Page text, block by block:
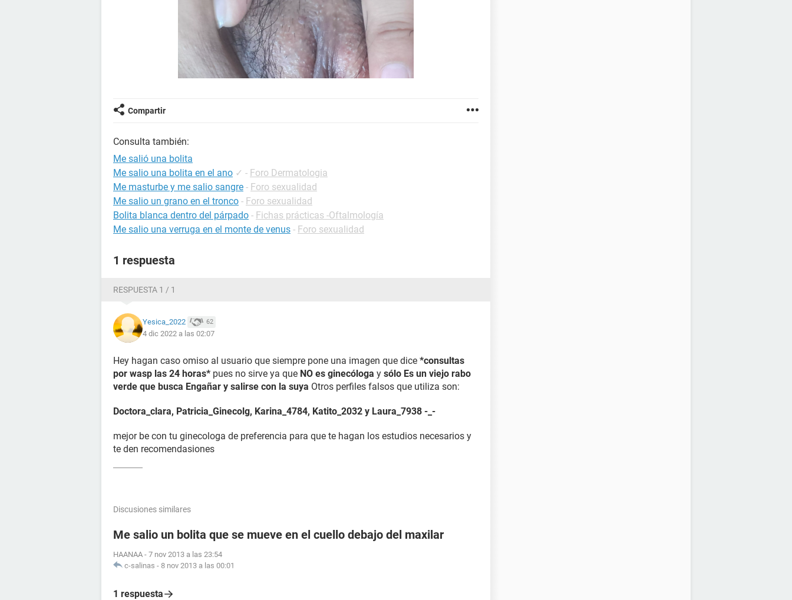
Compartir
Consulta también:
Me salió una bolita
Me salio una bolita en el ano ✓ - Foro Dermatologia
Me masturbe y me salio sangre - Foro sexualidad
Me salio un grano en el tronco - Foro sexualidad
Bolita blanca dentro del párpado - Fichas prácticas -Oftalmología
Me salio una verruga en el monte de venus - Foro sexualidad
1 respuesta
RESPUESTA 1 / 1
Yesica_2022 62
4 dic 2022 a las 02:07
Hey hagan caso omiso al usuario que siempre pone una imagen que dice *consultas
por wasp las 24 horas* pues no sirve ya que NO es ginecóloga y sólo Es un viejo rabo
verde que busca Engañar y salirse con la suya Otros perfiles falsos que utiliza son:
Doctora_clara, Patricia_Ginecolg, Karina_4784, Katito_2032 y Laura_7938 -_-
mejor be con tu ginecologa de preferencia para que te hagan los estudios necesarios y
te den recomendasiones
Discusiones similares
Me salio un bolita que se mueve en el cuello debajo del maxilar
HAANAA - 7 nov 2013 a las 23:54
c-salinas - 8 nov 2013 a las 00:01
1 respuesta